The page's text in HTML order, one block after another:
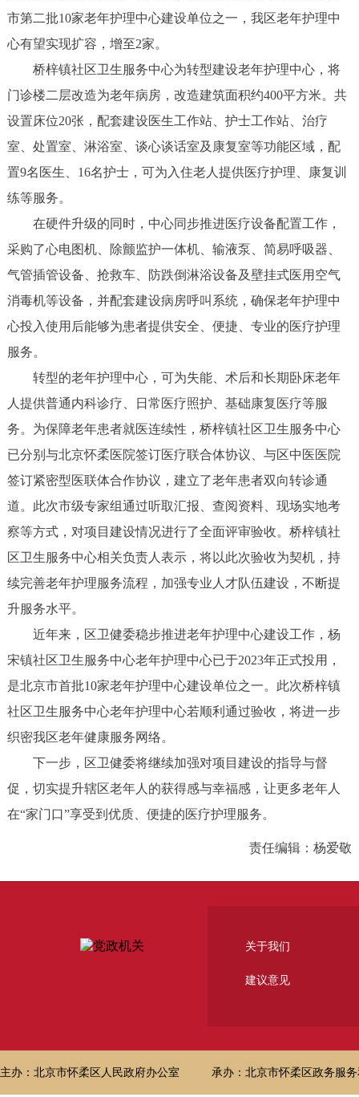
市第二批10家老年护理中心建设单位之一，我区老年护理中
心有望实现扩容，增至2家。
桥梓镇社区卫生服务中心为转型建设老年护理中心，将
门诊楼二层改造为老年病房，改造建筑面积约400平方米。共
设置床位20张，配套建设医生工作站、护士工作站、治疗
室、处置室、淋浴室、谈心谈话室及康复室等功能区域，配
置9名医生、16名护士，可为入住老人提供医疗护理、康复训
练等服务。
在硬件升级的同时，中心同步推进医疗设备配置工作，
采购了心电图机、除颤监护一体机、输液泵、简易呼吸器、
气管插管设备、抢救车、防跌倒淋浴设备及壁挂式医用空气
消毒机等设备，并配套建设病房呼叫系统，确保老年护理中
心投入使用后能够为患者提供安全、便捷、专业的医疗护理
服务。
转型的老年护理中心，可为失能、术后和长期卧床老年
人提供普通内科诊疗、日常医疗照护、基础康复医疗等服
务。为保障老年患者就医连续性，桥梓镇社区卫生服务中心
已分别与北京怀柔医院签订医疗联合体协议、与区中医医院
签订紧密型医联体合作协议，建立了老年患者双向转诊通
道。此次市级专家组通过听取汇报、查阅资料、现场实地考
察等方式，对项目建设情况进行了全面评审验收。桥梓镇社
区卫生服务中心相关负责人表示，将以此次验收为契机，持
续完善老年护理服务流程，加强专业人才队伍建设，不断提
升服务水平。
近年来，区卫健委稳步推进老年护理中心建设工作，杨
宋镇社区卫生服务中心老年护理中心已于2023年正式投用，
是北京市首批10家老年护理中心建设单位之一。此次桥梓镇
社区卫生服务中心老年护理中心若顺利通过验收，将进一步
织密我区老年健康服务网络。
下一步，区卫健委将继续加强对项目建设的指导与督
促，切实提升辖区老年人的获得感与幸福感，让更多老年人
在“家门口”享受到优质、便捷的医疗护理服务。
责任编辑：杨爱敬
关于我们
建议意见
主办：北京市怀柔区人民政府办公室 承办：北京市怀柔区政务服